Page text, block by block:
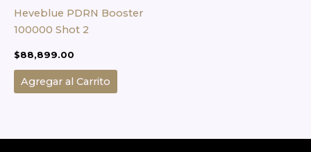
Heveblue PDRN Booster
100000 Shot 2
$88,899.00
Agregar al Carrito